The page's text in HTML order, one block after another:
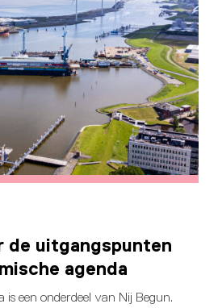
de uitgangspunten
agenda
is een onderdeel van Nij Begun.